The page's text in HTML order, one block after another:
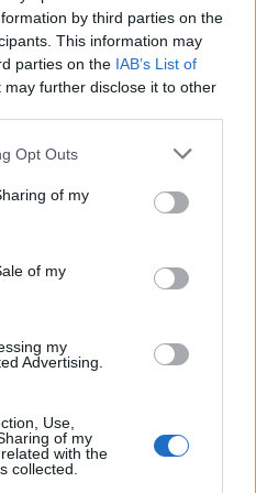
by third parties on the
This information may
parties on the IAB’s List of
may further disclose it to other
Opt Outs
of my
of my
my
Advertising.
Use,
of my
with the
collected.
2 και τη
Η τρέχουσα
στη
πραγματικότητα, ο
σε όσες
μερική ανταπόκριση
γυναίκες που θα
στοχευμένη
αμέσως μετά το
στιγμή υπάρχει η
ιστού για να γίνει η